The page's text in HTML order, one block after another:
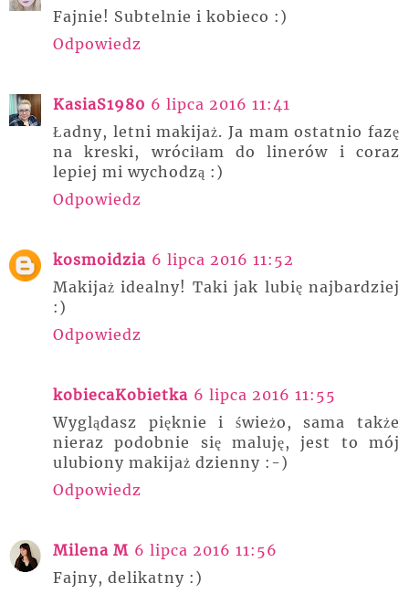
Fajnie! Subtelnie i kobieco :)
Odpowiedz
KasiaS1980 6 lipca 2016 11:41
Ładny, letni makijaż. Ja mam ostatnio fazę
na kreski, wróciłam do linerów i coraz
lepiej mi wychodzą :)
Odpowiedz
kosmoidzia 6 lipca 2016 11:52
Makijaż idealny! Taki jak lubię najbardziej
:)
Odpowiedz
kobiecaKobietka 6 lipca 2016 11:55
Wyglądasz pięknie i świeżo, sama także
nieraz podobnie się maluję, jest to mój
ulubiony makijaż dzienny :-)
Odpowiedz
Milena M 6 lipca 2016 11:56
Fajny, delikatny :)